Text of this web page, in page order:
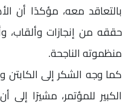
بالتعاقد معه، مؤكدًا أن
حققه من إنجازات وألقاب،
منظموته الناجحة.
كما وجه الشكر إلى الكابتن
الكبير للمؤتمر، مشيرًا